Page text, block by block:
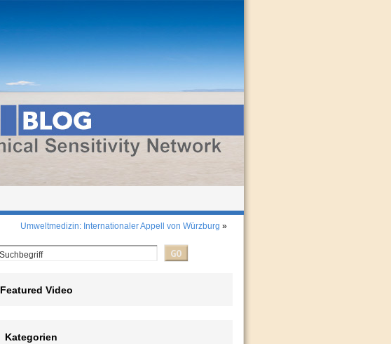
Umweltmedizin: Internationaler Appell von Würzburg »
Featured Video
Kategorien